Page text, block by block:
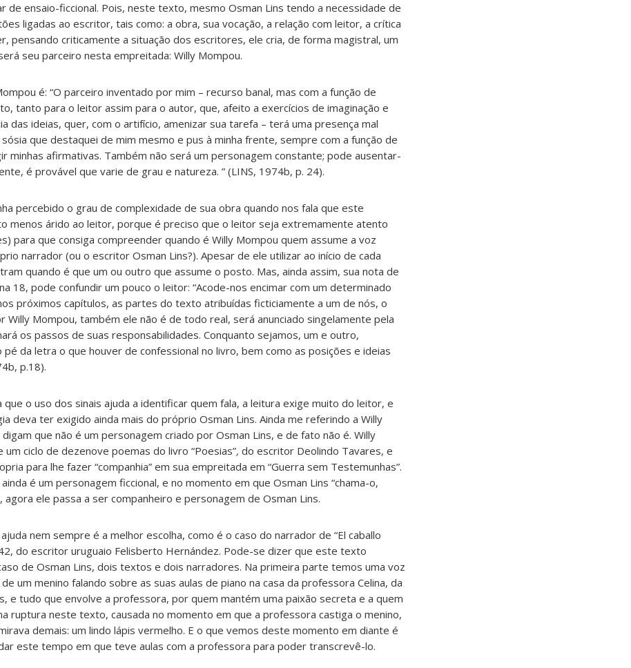
de ensaio-ficcional. Pois, neste texto, mesmo Osman Lins tendo a necessidade de
ligadas ao escritor, tais como: a obra, sua vocação, a relação com leitor, a crítica
pensando criticamente a situação dos escritores, ele cria, de forma magistral, um
seu parceiro nesta empreitada: Willy Mompou.
é: “O parceiro inventado por mim – recurso banal, mas com a função de
tanto para o leitor assim para o autor, que, afeito a exercícios de imaginação e
das ideias, quer, com o artifício, amenizar sua tarefa – terá uma presença mal
que destaquei de mim mesmo e pus à minha frente, sempre com a função de
minhas afirmativas. Também não será um personagem constante; pode ausentar-
é provável que varie de grau e natureza. ” (LINS, 1974b, p. 24).
percebido o grau de complexidade de sua obra quando nos fala que este
menos árido ao leitor, porque é preciso que o leitor seja extremamente atento
para que consiga compreender quando é Willy Mompou quem assume a voz
narrador (ou o escritor Osman Lins?). Apesar de ele utilizar ao início de cada
quando é que um ou outro que assume o posto. Mas, ainda assim, sua nota de
18, pode confundir um pouco o leitor: “Acode-nos encimar com um determinado
próximos capítulos, as partes do texto atribuídas ficticiamente a um de nós, o
Willy Mompou, também ele não é de todo real, será anunciado singelamente pela
os passos de suas responsabilidades. Conquanto sejamos, um e outro,
da letra o que houver de confessional no livro, bem como as posições e ideias
p.18).
o uso dos sinais ajuda a identificar quem fala, a leitura exige muito do leitor, e
deva ter exigido ainda mais do próprio Osman Lins. Ainda me referindo a Willy
que não é um personagem criado por Osman Lins, e de fato não é. Willy
ciclo de dezenove poemas do livro “Poesias”, do escritor Deolindo Tavares, e
para lhe fazer “companhia” em sua empreitada em “Guerra sem Testemunhas”.
é um personagem ficcional, e no momento em que Osman Lins “chama-o,
agora ele passa a ser companheiro e personagem de Osman Lins.
nem sempre é a melhor escolha, como é o caso do narrador de “El caballo
do escritor uruguaio Felisberto Hernández. Pode-se dizer que este texto
de Osman Lins, dois textos e dois narradores. Na primeira parte temos uma voz
um menino falando sobre as suas aulas de piano na casa da professora Celina, da
e tudo que envolve a professora, por quem mantém uma paixão secreta e a quem
ruptura neste texto, causada no momento em que a professora castiga o menino,
demais: um lindo lápis vermelho. E o que vemos deste momento em diante é
este tempo em que teve aulas com a professora para poder transcrevê-lo.